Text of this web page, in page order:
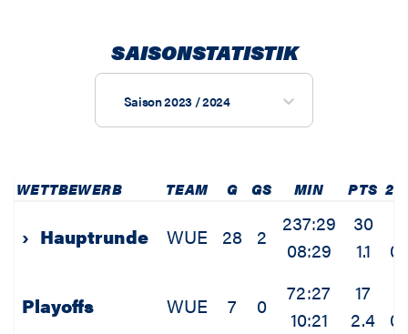
SAISONSTATISTIK
Saison 2023 / 2024
WETTBEWERB TEAM G GS MIN PTS
› Hauptrunde WUE 28 2
237:29
08:29
30
1.1
Playoffs WUE 7 0
72:27
10:21
17
2.4